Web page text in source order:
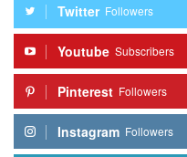
Twitter Followers
Youtube Subscribers
Pinterest Followers
Instagram Followers